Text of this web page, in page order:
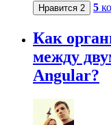
Нравится 2 5
Как
между
Angular?